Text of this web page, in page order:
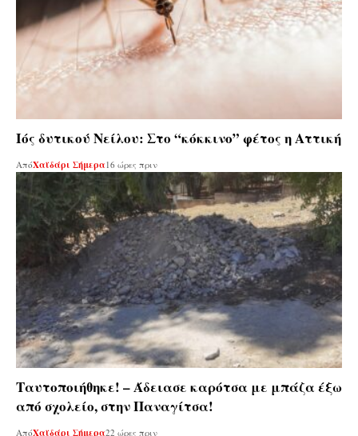
Ιός δυτικού Νείλου: Στο “κόκκινο” φέτος η Αττική
ΑπόΧαϊδάρι Σήμερα16 ώρες πριν
Ταυτοποιήθηκε! – Άδειασε καρότσα με μπάζα έξω
από σχολείο, στην Παναγίτσα!
ΑπόΧαϊδάρι Σήμερα22 ώρες πριν